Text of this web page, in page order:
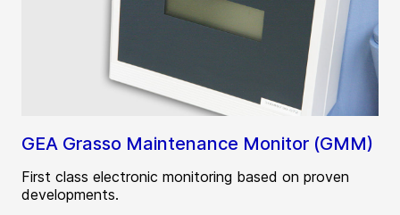
GEA Grasso Maintenance Monitor (GMM)
First class electronic monitoring based on proven
developments.